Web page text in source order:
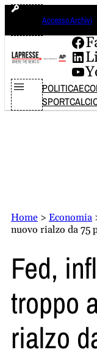
Vai
contenuto
Accesso Archivi
POLITICA
SPORT
Home > Economia
nuovo rialzo da 75
Fed,
troppo
rialzo